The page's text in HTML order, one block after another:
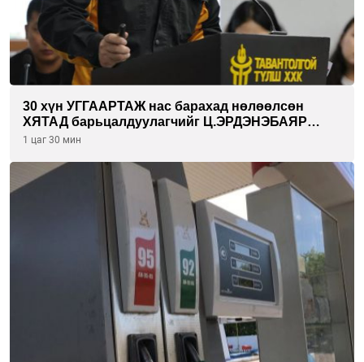
30 хүн УГГААРТАЖ нас барахад нөлөөлсөн
ХЯТАД барьцалдуулагчийг Ц.ЭРДЭНЭБАЯР
захирал дахин худалдаж авахаар болжээ
1 цаг 30 мин